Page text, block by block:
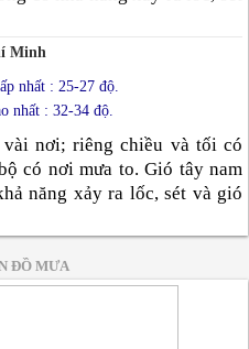
Minh
nhất : 25-27 độ.
nhất : 32-34 độ.
vài nơi; riêng chiều và tối có
có nơi mưa to. Gió tây nam
năng xảy ra lốc, sét và gió
ĐỒ MƯA